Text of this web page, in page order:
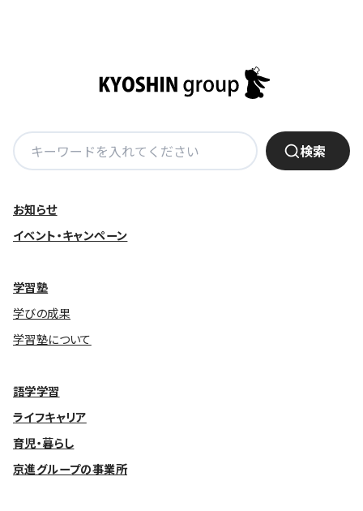
京進グループが目指す姿
フランチャイズ事業
ミャンマーへの支援活動
清華・京進発展フォーラム
立木奨学金
価値創造の取り組み
DX（デジタル変革）
DXビジョン・DX戦略
Kyoshin Digital Academy
卓越した安全・安心を目指して
基本方針
安全と安心への取り組み
IRライブラリー
ディスクロージャーポリシー
免責事項
講師（アルバイト）募集
介護事業 採用
Copyright © KYOSHIN Co., Ltd. All rights reserved.
検
索:
検索
お知らせ
イベント・キャンペーン
学習塾
学びの成果
学習塾について
語学学習
ライフキャリア
育児・暮らし
京進グループの事業所